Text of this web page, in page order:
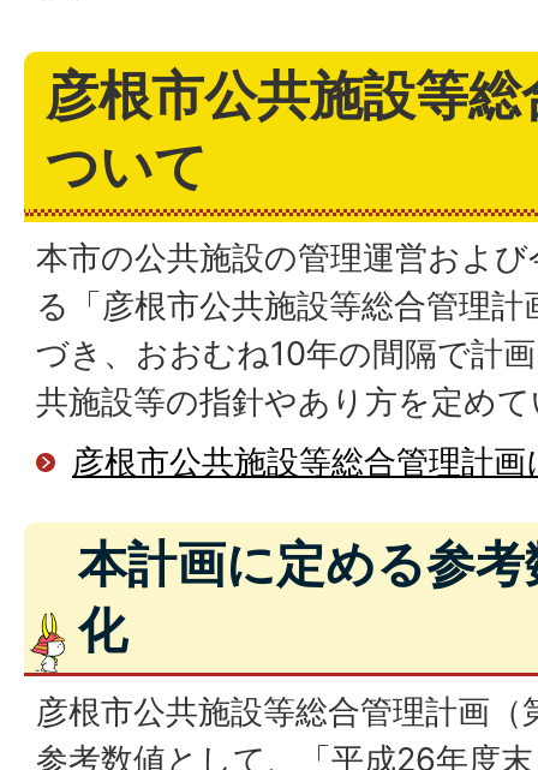
彦根市公共施設等
ついて
本市の公共施設の管理運営およ
る「彦根市公共施設等総合管理
づき、おおむね10年の間隔で計
共施設等の指針やあり方を定め
彦根市公共施設等総合管理計
本計画に定める参
化
彦根市公共施設等総合管理計画
参考数値として、「平成26年度